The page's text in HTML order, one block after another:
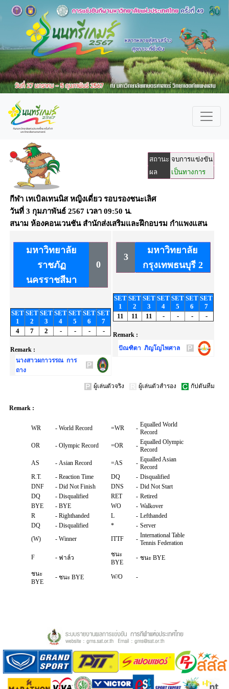
สถานะ จบการแข่งขัน
ผล
เป็นทางการ
กีฬา เทเบิลเทนนิส หญิงเดี่ยว รอบรองชนะเลิศ
วันที่ 3 กุมภาพันธ์ 2567 เวลา 09:50 น.
สนาม ห้องคอนเวนชัน สำนักส่งเสริมและฝึกอบรม กำแพงแสน
มหาวิทยาลัย
ราชภัฏ
นครราชสีมา
0
SET
1
SET
2
SET
3
SET
4
SET
5
SET
6
SET
7
4
7 2 - - - -
Remark :
นางสาวผกาวรรณ การ
ถาง
3
มหาวิทยาลัย
กรุงเทพธนบุรี 2
SET
1
SET
2
SET
3
SET
4
SET
5
SET
6
SET
7
11
11 11 - - - -
Remark :
ปัณฑิตา ภิญโญไพศาล
ผู้เล่นตัวจริง ผู้เล่นตัวสำรอง กัปตันทีม
Remark :
WR - World Record =WR - Equalled World
Record
OR
- Olympic Record =OR - Equalled Olympic
Record
AS
- Asian Record =AS - Equalled Asian
Record
R.T.
- Reaction Time DQ - Disqualified
DNF
- Did Not Finish DNS - Did Not Start
DQ
- Disqualified RET - Retired
BYE
- BYE WO - Walkover
R
- Righthanded L - Lefthanded
DQ
- Disqualified * - Server
(W)
- Winner ITTF - International Table
Tennis Federation
F
- ฟาล์ว
ชนะ
BYE
- ชนะ BYE
ชนะ
BYE
- ชนะ BYE W/O -